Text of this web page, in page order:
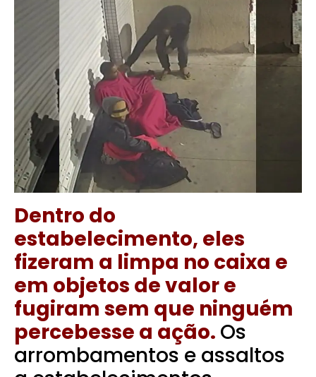
Dentro do
estabelecimento, eles
fizeram a limpa no caixa e
em objetos de valor e
fugiram sem que ninguém
percebesse a ação. Os
arrombamentos e assaltos